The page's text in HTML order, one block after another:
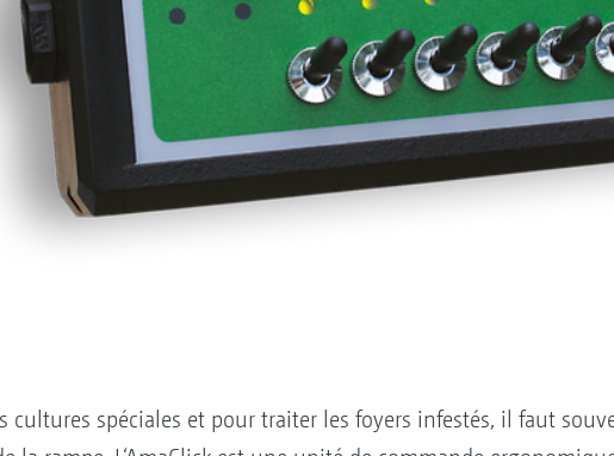
cultures spéciales et pour traiter les foyers infestés, il faut